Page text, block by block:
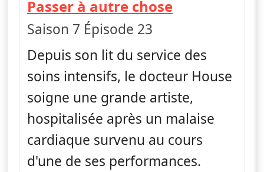
Passer à autre chose— Dr House
Saison 7 Épisode 23
Depuis son lit du service des
soins intensifs, le docteur House
soigne une grande artiste,
hospitalisée après un malaise
cardiaque survenu au cours
d'une de ses performances.